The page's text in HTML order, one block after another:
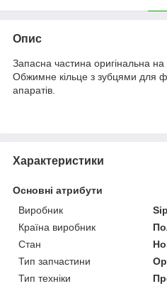
Опис
Запасна частина оригінальна на
Обжимне кільце з зубцями для
апаратів.
Характеристики
Основні атрибути
Виробник
Країна виробник
Стан
Тип запчастини
Тип техніки